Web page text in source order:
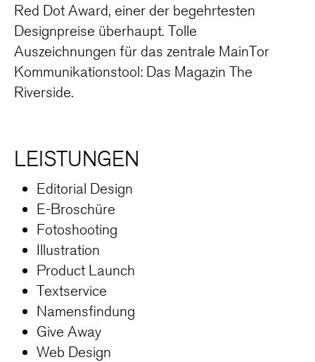
Red Dot Award, einer der begehrtesten
Designpreise überhaupt. Tolle
Auszeichnungen für das zentrale MainTor
Kommunikationstool: Das Magazin The
Riverside.
LEISTUNGEN
Editorial Design
E-Broschüre
Fotoshooting
Illustration
Product Launch
Textservice
Namensfindung
Give Away
Web Design